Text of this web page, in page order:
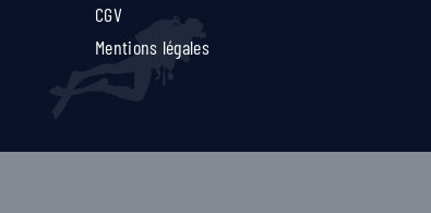
CGV
Mentions légales